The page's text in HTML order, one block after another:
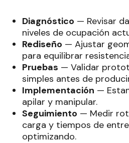
Diagnóstico — Revisar
niveles de ocupación
Rediseño — Ajustar
para equilibrar
Pruebas — Validar
simples antes de
Implementación —
apilar y manipular.
Seguimiento — Medir
carga y tiempos de
optimizando.